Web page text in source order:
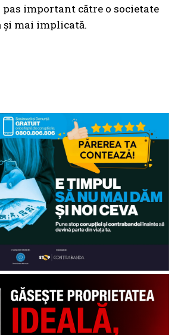
important către o societate
și mai implicată.